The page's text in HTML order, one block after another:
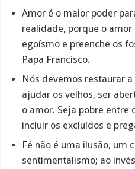
Amor é o maior poder
realidade, porque o
egoísmo e preenche os
Papa Francisco.
Nós devemos restaurar
ajudar os velhos, ser
o amor. Seja pobre entre
incluir os excluídos e
Fé não é uma ilusão, um
sentimentalismo; ao